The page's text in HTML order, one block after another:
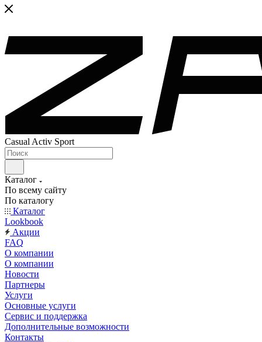
Casual Activ Sport
Каталог
По всему сайту
По каталогу
Каталог
Lookbook
Акции
FAQ
О компании
О компании
Новости
Партнеры
Услуги
Основные услуги
Сервис и поддержка
Дополнительные возможности
Контакты